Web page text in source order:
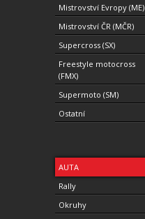
Mistrovství Evropy (ME)
Mistrovství ČR (MČR)
Supercross (SX)
Freestyle motocross
(FMX)
Supermoto (SM)
Ostatní
AUTA
Rally
Okruhy